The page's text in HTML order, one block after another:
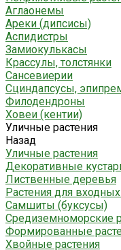
Аглаонемы
Ареки (дипсисы)
Аспидистры
Замиокулькасы
Крассулы, толстянки
Сансевиерии
Сциндапсусы,
Филодендроны
Ховеи (кентии)
Уличные растения
Назад
Уличные растения
Декоративные
Лиственные деревья
Растения для
Самшиты (буксусы)
Средиземноморские
Формированные
Хвойные растения